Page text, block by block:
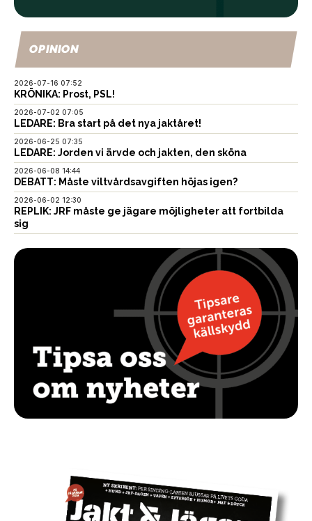
OPINION
2026-07-16 07:52
KRÖNIKA: Prost, PSL!
2026-07-02 07:05
LEDARE: Bra start på det nya jaktåret!
2026-06-25 07:35
LEDARE: Jorden vi ärvde och jakten, den sköna
2026-06-08 14:44
DEBATT: Måste viltvårdsavgiften höjas igen?
2026-06-02 12:30
REPLIK: JRF måste ge jägare möjligheter att fortbilda
sig